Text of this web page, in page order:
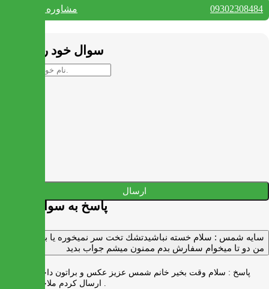
مشاوره واتس آپ 09302308484
سوال خود را بپرسید
ارسال
پاسخ به سوالات شما
سايه شمس : سلام خسته نباشيدتشك تخت سر نميخوره يا برنميگرده
من دو تا ميخوام سفارش بدم ممنون ميشم جواب بديد
پاسخ : سلام وقت بخیر خانم شمس عزیز عکس و براتون داخل واتس اپ
ارسال کردم ملاحظه بفرمایید .